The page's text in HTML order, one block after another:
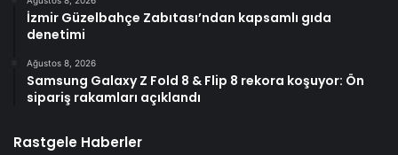
İzmir Güzelbahçe Zabıtası’ndan kapsamlı gıda
denetimi
Ağustos 8, 2026
Samsung Galaxy Z Fold 8 & Flip 8 rekora koşuyor: Ön
sipariş rakamları açıklandı
Rastgele Haberler